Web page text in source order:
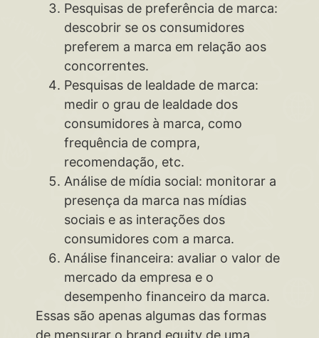
Pesquisas de preferência de marca:
descobrir se os consumidores
preferem a marca em relação aos
concorrentes.
Pesquisas de lealdade de marca:
medir o grau de lealdade dos
consumidores à marca, como
frequência de compra,
recomendação, etc.
Análise de mídia social: monitorar a
presença da marca nas mídias
sociais e as interações dos
consumidores com a marca.
Análise financeira: avaliar o valor de
mercado da empresa e o
desempenho financeiro da marca.
Essas são apenas algumas das formas
de mensurar o brand equity de uma